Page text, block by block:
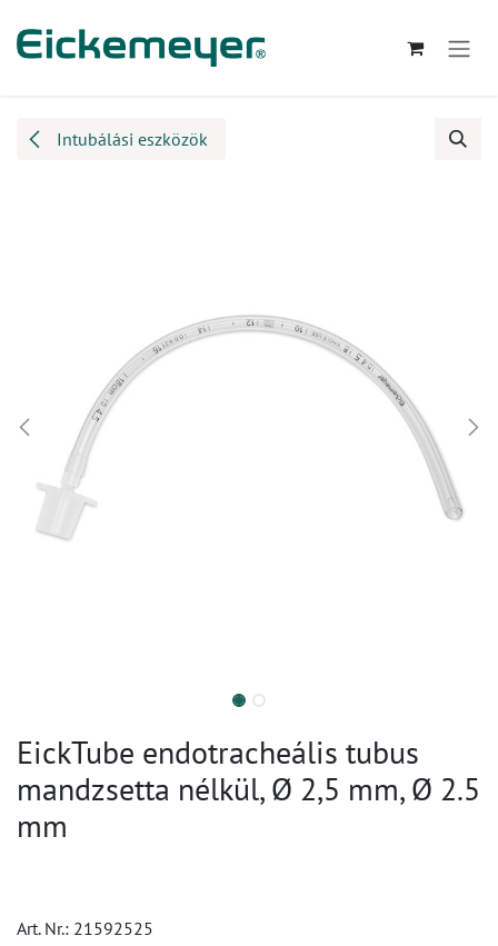
Intubálási eszközök
EickTube endotracheális tubus
mandzsetta nélkül, Ø 2,5 mm, Ø 2.5
mm
Art. Nr.: 21592525